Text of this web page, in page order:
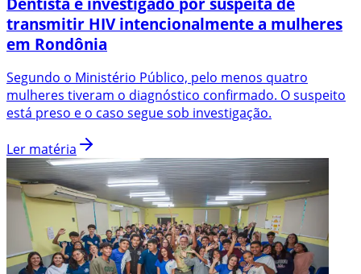
transmitir HIV intencionalmente a mulheres
em Rondônia
Segundo o Ministério Público, pelo menos quatro
mulheres tiveram o diagnóstico confirmado. O suspeito
está preso e o caso segue sob investigação.
Ler matéria